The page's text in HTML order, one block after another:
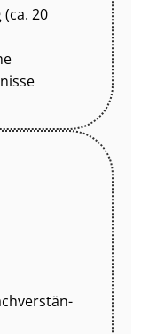
20